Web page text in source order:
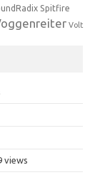
Spitfire
Volt
views